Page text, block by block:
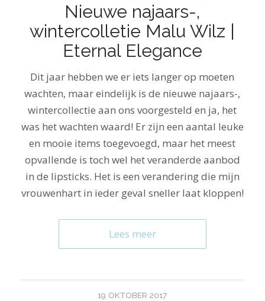
Nieuwe najaars-,
wintercolletie Malu Wilz |
Eternal Elegance
Dit jaar hebben we er iets langer op moeten
wachten, maar eindelijk is de nieuwe najaars-,
wintercollectie aan ons voorgesteld en ja, het
was het wachten waard! Er zijn een aantal leuke
en mooie items toegevoegd, maar het meest
opvallende is toch wel het veranderde aanbod
in de lipsticks. Het is een verandering die mijn
vrouwenhart in ieder geval sneller laat kloppen!
Lees meer
19 OKTOBER 2017